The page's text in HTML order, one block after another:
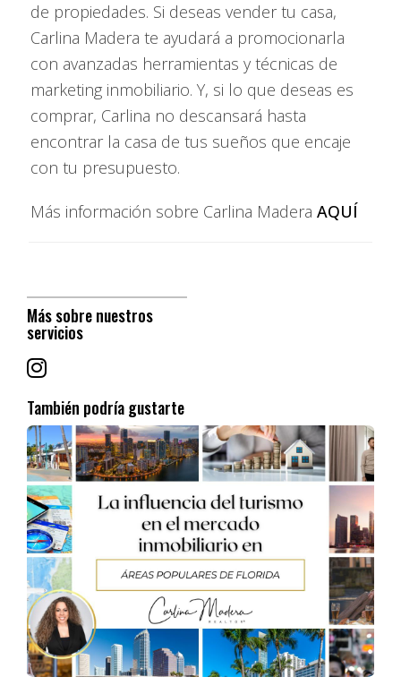
●Impuestos:Florida no tiene impuesto estatal sobre la renta, lo
que representa un ahorro significativo en comparación con
estados como California o Nueva York.
●Servicios Públicos: El costo de servicios básicos, como
electricidad y agua, es razonable en comparación con otras
grandes ciudades.
●Transporte:Aunque Orlando es una ciudad orientada al uso del
4. Oportunidades Laborales y Crecimiento Económico
Orlando no solo es un destino turístico, sino también un centro de
innovación y tecnología.
● El sector tecnológico y de simulación está en auge, con
empresas como Lockheed Martin y EA Sports estableciendo
operaciones en la ciudad.
● La industria de la salud también está en expansión, con
hospitales y centros de investigación como el AdventHealth
Orlando y el Orlando Health.
● El sector de bienes raíces y construcción continúa creciendo,
con desarrollos en áreas como Lake Nona y Horizon West
de propiedades. Si deseas vender tu casa,
Carlina Madera te ayudará a promocionarla
con avanzadas herramientas y técnicas de
marketing inmobiliario. Y, si lo que deseas es
comprar, Carlina no descansará hasta
encontrar la casa de tus sueños que encaje
con tu presupuesto.
Más información sobre Carlina Madera AQUÍ
Más sobre nuestros
servicios
También podría gustarte